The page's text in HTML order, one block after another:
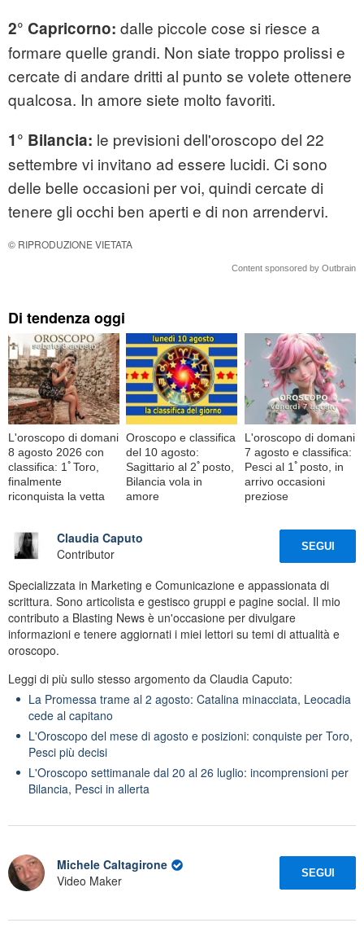
2° Capricorno: dalle piccole cose si riesce a
formare quelle grandi. Non siate troppo prolissi e
cercate di andare dritti al punto se volete ottenere
qualcosa. In amore siete molto favoriti.
1° Bilancia: le previsioni dell'oroscopo del 22
settembre vi invitano ad essere lucidi. Ci sono
delle belle occasioni per voi, quindi cercate di
tenere gli occhi ben aperti e di non arrendervi.
© RIPRODUZIONE VIETATA
Content sponsored by Outbrain
Di tendenza oggi
L'oroscopo di domani
8 agosto 2026 con
classifica: 1ﾟToro,
finalmente
riconquista la vetta
Oroscopo e classifica
del 10 agosto:
Sagittario al 2ﾟposto,
Bilancia vola in
amore
L'oroscopo di domani
7 agosto e classifica:
Pesci al 1ﾟposto, in
arrivo occasioni
preziose
Claudia Caputo
Contributor
SEGUI
Specializzata in Marketing e Comunicazione e appassionata di
scrittura. Sono articolista e gestisco gruppi e pagine social. Il mio
contributo a Blasting News è un'occasione per divulgare
informazioni e tenere aggiornati i miei lettori su temi di attualità e
oroscopo.
Leggi di più sullo stesso argomento da Claudia Caputo:
La Promessa trame al 2 agosto: Catalina minacciata, Leocadia
cede al capitano
L'Oroscopo del mese di agosto e posizioni: conquiste per Toro,
Pesci più decisi
L'Oroscopo settimanale dal 20 al 26 luglio: incomprensioni per
Bilancia, Pesci in allerta
Michele Caltagirone
Video Maker
SEGUI